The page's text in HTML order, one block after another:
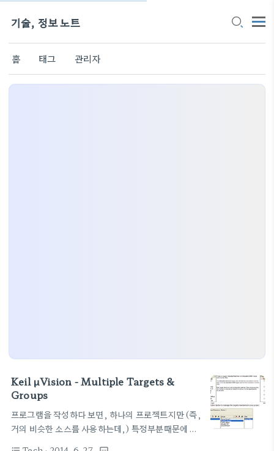
기술, 정보 노트
홈 태그 관리자
Keil µVision - Multiple Targets &
Groups
프로그램을 작성하다 보면, 하나의 프로젝트지만 (즉,
거의 비슷한 소스를 사용하는데,) 특정부분때문에 여